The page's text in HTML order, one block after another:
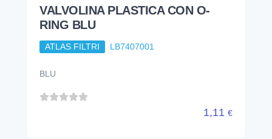
VALVOLINA PLASTICA CON O-
RING BLU
ATLAS FILTRI LB7407001
BLU
1,11 €